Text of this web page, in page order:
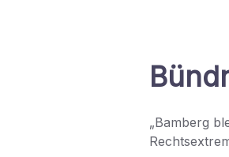
„Bamberg